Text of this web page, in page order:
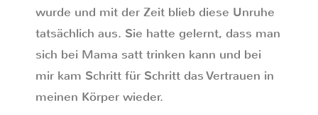
wurde und mit der Zeit blieb diese Unruhe
tatsächlich aus. Sie hatte gelernt, dass man
sich bei Mama satt trinken kann und bei
mir kam Schritt für Schritt das Vertrauen in
meinen Körper wieder.